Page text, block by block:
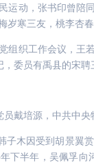
运动，张书印曾
岁寒三友，桃李杏
组织工作会议，王
委员有禹县的宋聘
戴培源，中共中
木因受到胡景翼
下半年，吴佩孚